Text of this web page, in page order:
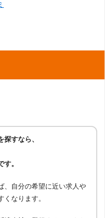
すなら、
。
、自分の希望に近い求人や
なります。